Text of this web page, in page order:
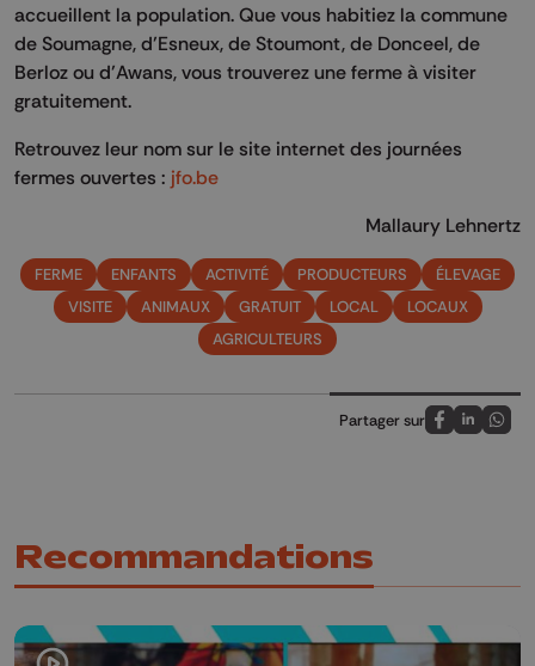
accueillent la population. Que vous habitiez la commune
de Soumagne, d’Esneux, de Stoumont, de Donceel, de
Berloz ou d’Awans, vous trouverez une ferme à visiter
gratuitement.
Retrouvez leur nom sur le site internet des journées
fermes ouvertes : jfo.be
Mallaury Lehnertz
FERME ENFANTS ACTIVITÉ PRODUCTEURS
ÉLEVAGE
VISITE
ANIMAUX GRATUIT LOCAL
LOCAUX
AGRICULTEURS
Partager sur
Partagez sur
Partagez
Recommandations